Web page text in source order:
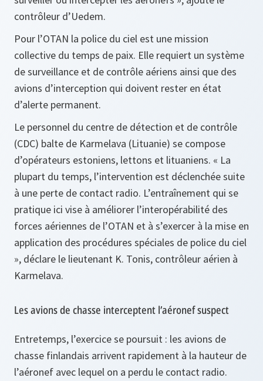
contrôleur d’Uedem.
Pour l’OTAN la police du ciel est une mission
collective du temps de paix. Elle requiert un système
de surveillance et de contrôle aériens ainsi que des
avions d’interception qui doivent rester en état
d’alerte permanent.
Le personnel du centre de détection et de contrôle
(CDC) balte de Karmelava (Lituanie) se compose
d’opérateurs estoniens, lettons et lituaniens. « La
plupart du temps, l’intervention est déclenchée suite
à une perte de contact radio. L’entraînement qui se
pratique ici vise à améliorer l’interopérabilité des
forces aériennes de l’OTAN et à s’exercer à la mise en
application des procédures spéciales de police du ciel
», déclare le lieutenant K. Tonis, contrôleur aérien à
Karmelava.
Les avions de chasse interceptent l’aéronef suspect
Entretemps, l’exercice se poursuit : les avions de
chasse finlandais arrivent rapidement à la hauteur de
l’aéronef avec lequel on a perdu le contact radio.